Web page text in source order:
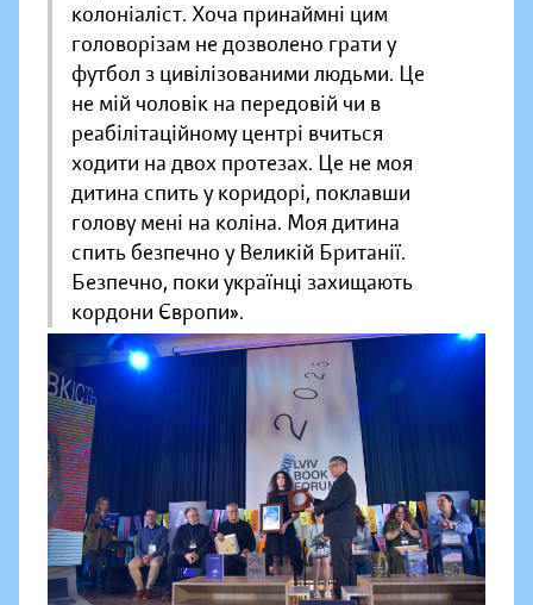
колоніаліст. Хоча принаймні цим
головорізам не дозволено грати у
футбол з цивілізованими людьми. Це
не мій чоловік на передовій чи в
реабілітаційному центрі вчиться
ходити на двох протезах. Це не моя
дитина спить у коридорі, поклавши
голову мені на коліна. Моя дитина
спить безпечно у Великій Британії.
Безпечно, поки українці захищають
кордони Європи».